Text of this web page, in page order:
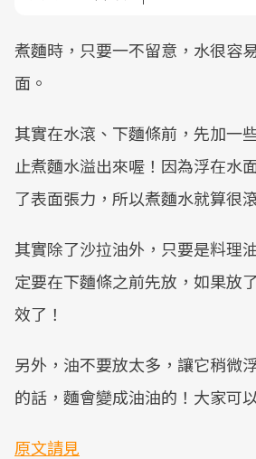
煮麵時，只要一不留意，水很容
面。
其實在水滾、下麵條前，先加一
止煮麵水溢出來喔！因為浮在水
了表面張力，所以煮麵水就算很
其實除了沙拉油外，只要是料理
定要在下麵條之前先放，如果放
效了！
另外，油不要放太多，讓它稍微
的話，麵會變成油油的！大家可
原文請見